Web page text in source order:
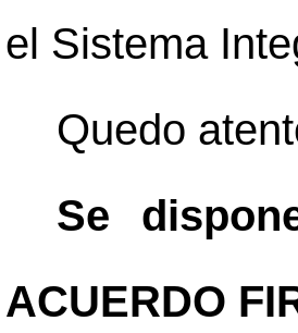
el Sistema
Quedo
Se
ACUERDO